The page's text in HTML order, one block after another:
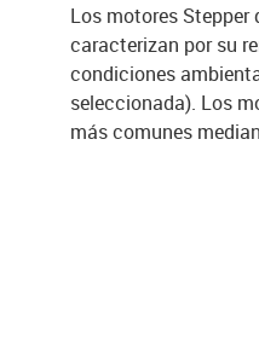
Los motores
caracterizan por su
condiciones
seleccionada). Los
más comunes